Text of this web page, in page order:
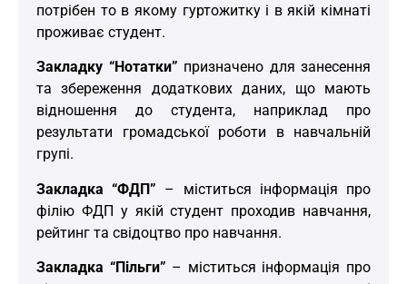
потрібен то в якому гуртожитку і в якій кімнаті
проживає студент.
Закладку “Нотатки” призначено для занесення
та збереження додаткових даних, що мають
відношення до студента, наприклад про
результати громадської роботи в навчальній
групі.
Закладка “ФДП” – міститься інформація про
філію ФДП у якій студент проходив навчання,
рейтинг та свідоцтво про навчання.
Закладка “Пільги” – міститься інформація про